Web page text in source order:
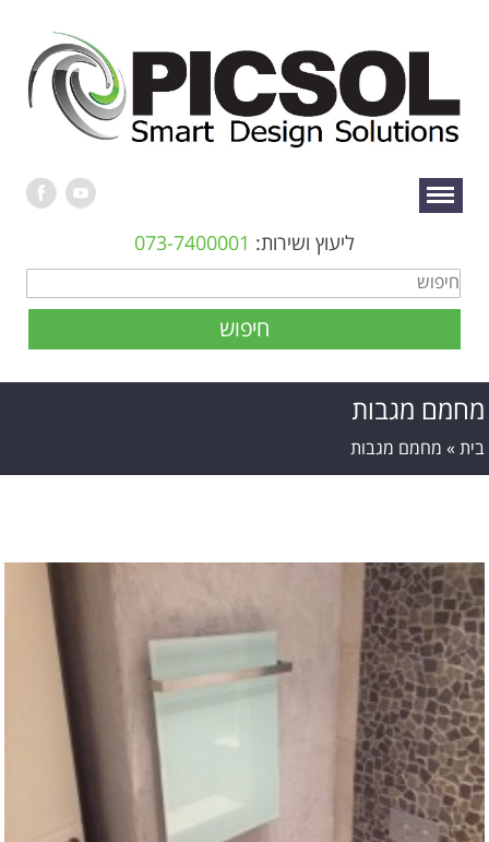
ליעוץ ושירות: 073-7400001
חיפוש
מחמם מגבות
בית » מחמם מגבות